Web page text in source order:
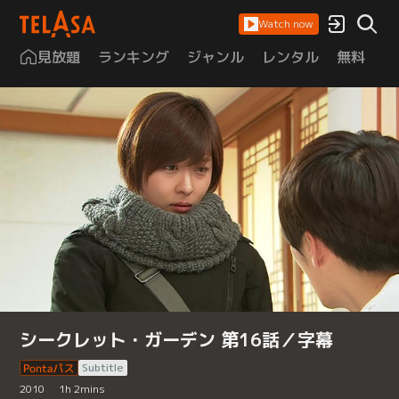
Watch now
見放題 ランキング ジャンル レンタル 無料
シークレット・ガーデン 第16話／字幕
Subtitle
2010
1h 2mins